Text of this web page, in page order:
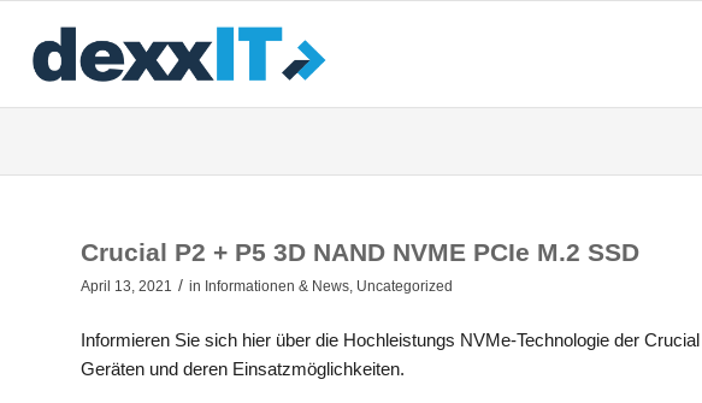
Crucial P2 + P5 3D NAND NVME PCIe M.2 SSD
April 13, 2021 / in Informationen & News, Uncategorized
Informieren Sie sich hier über die Hochleistungs NVMe-Technologie der
Geräten und deren Einsatzmöglichkeiten.